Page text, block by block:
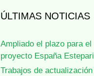
ÚLTIMAS NOTICIAS
Ampliado el plazo para el
proyecto España
Trabajos de